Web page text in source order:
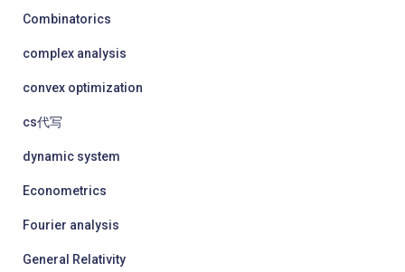
Combinatorics
complex analysis
convex optimization
cs代写
dynamic system
Econometrics
Fourier analysis
General Relativity